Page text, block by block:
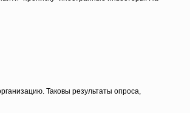
Таковы результаты опроса,